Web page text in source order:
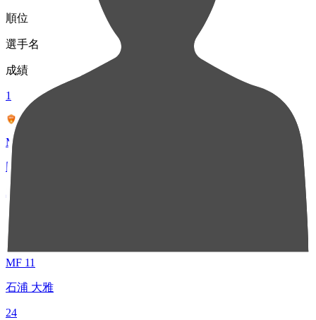
順位
選手名
成績
1
MF 17
田邉 光平
29
2
MF 11
石浦 大雅
24